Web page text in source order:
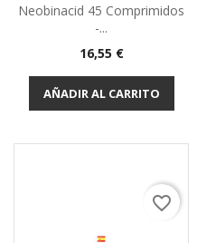
Neobinacid 45 Comprimidos
-...
16,55 €
AÑADIR AL CARRITO
favorite_border